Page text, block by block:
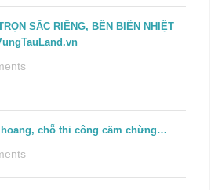
SẮC RIÊNG, BÊN BIỂN NHIỆT
chỗ thi công cầm chừng…